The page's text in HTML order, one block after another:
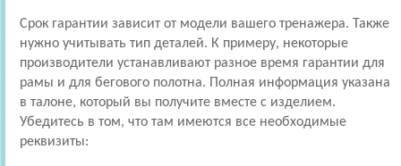
Срок гарантии зависит от модели вашего тренажера. Также
нужно учитывать тип деталей. К примеру, некоторые
производители устанавливают разное время гарантии для
рамы и для бегового полотна. Полная информация указана
в талоне, который вы получите вместе с изделием.
Убедитесь в том, что там имеются все необходимые
реквизиты: